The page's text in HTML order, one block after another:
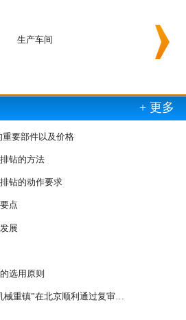
生产车间 生产车间
+ 更多
要部件以及价格
钻的方法
钻的动作要求
点
展
选用原则
械重镇”在北京顺利通过复审…